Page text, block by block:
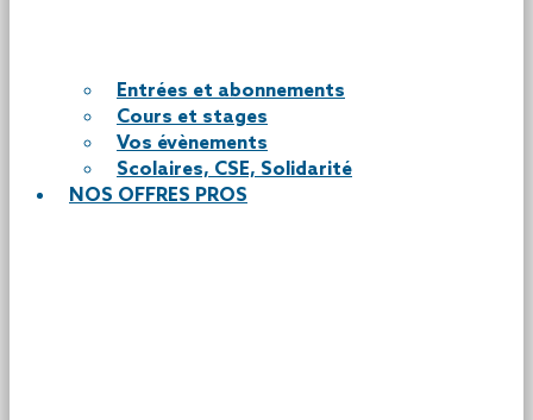
Entrées et abonnements
Cours et stages
Vos évènements
Scolaires, CSE, Solidarité
NOS OFFRES PROS